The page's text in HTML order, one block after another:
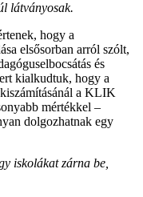
látványosak.
hogy a
elsősorban arról szólt,
és
kialkudtuk, hogy a
a KLIK
mértékkel –
dolgozhatnak egy
iskolákat zárna be,